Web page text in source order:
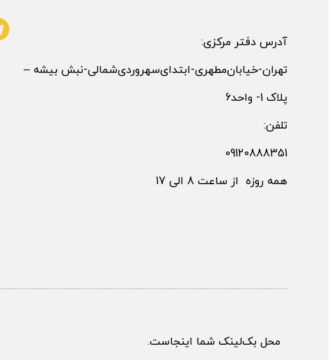
آدرس دفتر مرکزی:
تهران-خیابان‌مطهری-ابتدای‌سهروردی‌شمالی-نبش بیشه –
پلاک 1- واحد6
تلفن:
09120888351
همه روزه از ساعت 8 الی 17
محل بک‌لینک شما اینجاست.